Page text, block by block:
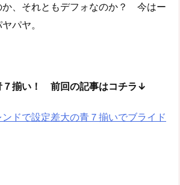
か、それともデフォなのか？ 今はー
パヤ。
７揃い！ 前回の記事はコチラ↓
ドで設定差大の青７揃いでブライド